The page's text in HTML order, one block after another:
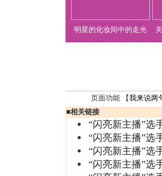
明星的化妆间中的走光
页面功能 【我来说两
■相关链接
“闪亮新主播”选
“闪亮新主播”选
“闪亮新主播”选
“闪亮新主播”选